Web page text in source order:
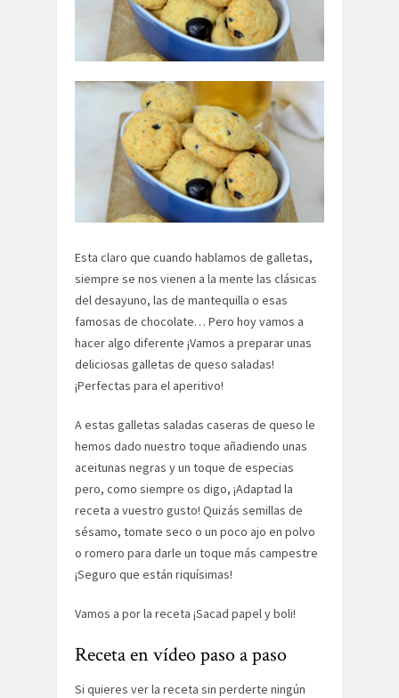
Esta claro que cuando hablamos de galletas,
siempre se nos vienen a la mente las clásicas
del desayuno, las de mantequilla o esas
famosas de chocolate… Pero hoy vamos a
hacer algo diferente ¡Vamos a preparar unas
deliciosas galletas de queso saladas!
¡Perfectas para el aperitivo!
A estas galletas saladas caseras de queso le
hemos dado nuestro toque añadiendo unas
aceitunas negras y un toque de especias
pero, como siempre os digo, ¡Adaptad la
receta a vuestro gusto! Quizás semillas de
sésamo, tomate seco o un poco ajo en polvo
o romero para darle un toque más campestre
¡Seguro que están riquísimas!
Vamos a por la receta ¡Sacad papel y boli!
Receta en vídeo paso a paso
Si quieres ver la receta sin perderte ningún